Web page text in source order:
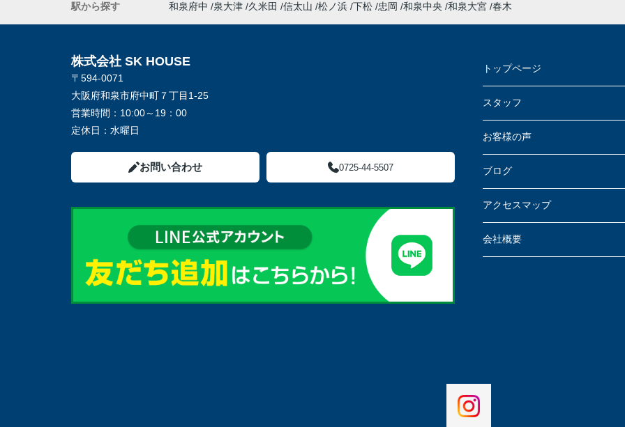
駅から探す
和泉府中 泉大津 久米田 信太山 松ノ浜 下松 忠岡 和泉中央 和泉大宮 春木
株式会社 SK HOUSE
〒594-0071
大阪府和泉市府中町７丁目1-25
営業時間： 10:00～19：00
定休日： 水曜日
お問い合わせ 0725-44-5507
トップページ
スタッフ
お客様の声
ブログ
アクセスマップ
会社概要